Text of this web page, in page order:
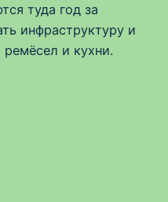
туда год за
инфраструктуру и
и кухни.